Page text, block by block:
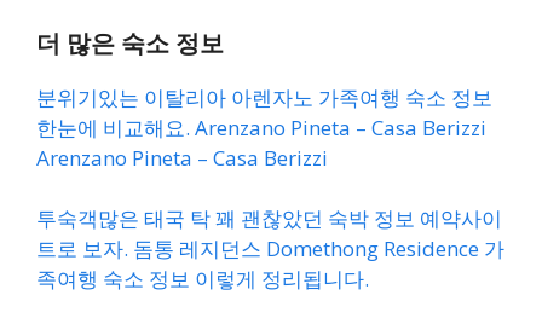
더 많은 숙소 정보
분위기있는 이탈리아 아렌자노 가족여행 숙소 정보
한눈에 비교해요. Arenzano Pineta – Casa Berizzi
Arenzano Pineta – Casa Berizzi
투숙객많은 태국 탁 꽤 괜찮았던 숙박 정보 예약사이
트로 보자. 돔통 레지던스 Domethong Residence 가
족여행 숙소 정보 이렇게 정리됩니다.